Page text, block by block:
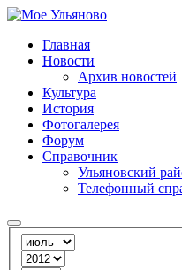
Главная
Новости
Архив новостей
Культура
История
Фотогалерея
Форум
Справочник
Ульяновский
Телефонный